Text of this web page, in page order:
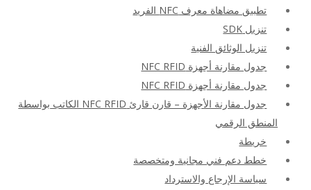
تطبيق مضاهاة معرف NFC الفريد
تنزيل SDK
تنزيل الوثائق الفنية
جدول مقارنة أجهزة NFC RFID
جدول مقارنة أجهزة NFC RFID
جدول مقارنة الأجهزة – قارن قارئ NFC RFID الكاتب بواسطة
المنطق الرقمي
خريطة
خطط دعم فني مجانية ومتخصصة
سياسة الإرجاع والاسترداد